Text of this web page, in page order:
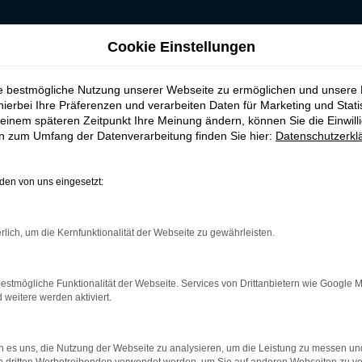
leasen,
ist ganz sicher das passende Fahrzeug für Sie. Der Vorteil
eine herausragende Ausstattung und eine enorme
Import sowie als Gebraucht- oder Jahreswagen.
sind. Wir beraten Sie gerne und stehen Ihnen für all
Cookie Einstellungen
bestmögliche Nutzung unserer Webseite zu ermöglichen und unsere
Ihre Präferenzen und verarbeiten Daten für Marketing und
späteren Zeitpunkt Ihre Meinung ändern, können Sie die
zum Umfang der Datenverarbeitung finden Sie hier:
von uns eingesetzt:
um die Kernfunktionalität der Webseite zu gewährleisten.
Funktionalität der Webseite. Services von Drittanbietern wie Google
weitere werden aktiviert.
es uns, die Nutzung der Webseite zu analysieren, um die Leistung zu messen